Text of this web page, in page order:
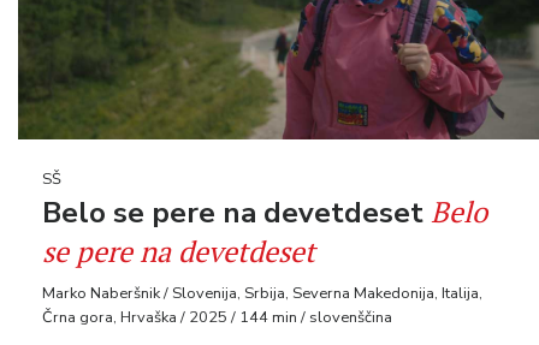
SŠ
Belo se pere na devetdesetBelo
se pere na devetdeset
Marko Naberšnik / Slovenija, Srbija, Severna Makedonija, Italija,
Črna gora, Hrvaška / 2025 / 144 min / slovenščina